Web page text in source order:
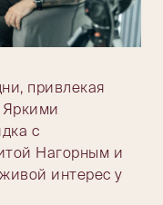
привлекая
Яркими
с
Нагорным и
интерес у